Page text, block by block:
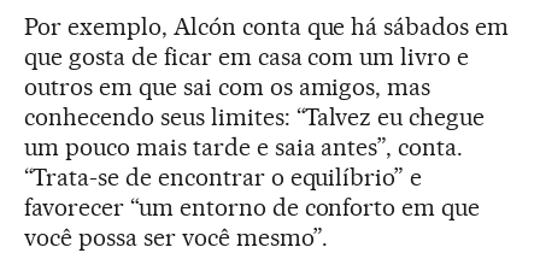
Por exemplo, Alcón conta que há sábados em
que gosta de ficar em casa com um livro e
outros em que sai com os amigos, mas
conhecendo seus limites: “Talvez eu chegue
um pouco mais tarde e saia antes”, conta.
“Trata-se de encontrar o equilíbrio” e
favorecer “um entorno de conforto em que
você possa ser você mesmo”.